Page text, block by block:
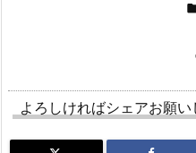
よろしければシェアお願い